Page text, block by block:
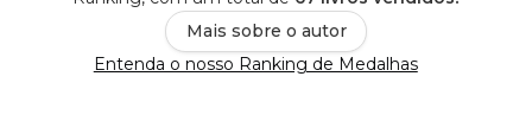
Mais sobre o autor
Entenda o nosso Ranking de Medalhas